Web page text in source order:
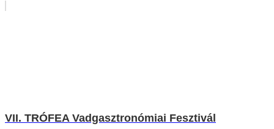
VII. TRÓFEA Vadgasztronómiai Fesztivál